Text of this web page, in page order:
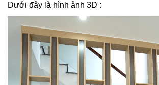
Dưới đây là hình ảnh 3D :